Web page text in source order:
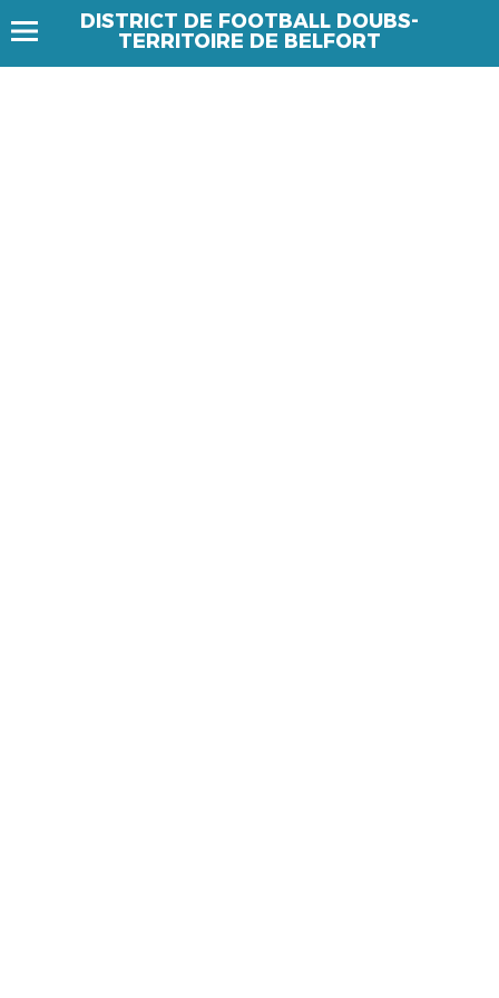
DISTRICT DE FOOTBALL DOUBS-
TERRITOIRE DE BELFORT